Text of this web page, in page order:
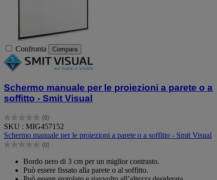
Confronta Compara
Schermo manuale per le proiezioni a parete o a
soffitto - Smit Visual
(0)
0.0
su
5
stelle.
SKU : MIG457152
Schermo manuale per le proiezioni a parete o a soffitto - Smit Visual
(0)
0.0
Bordo nero di 3 cm per un miglior contrasto.
Può essere fissato alla parete o al soffitto.